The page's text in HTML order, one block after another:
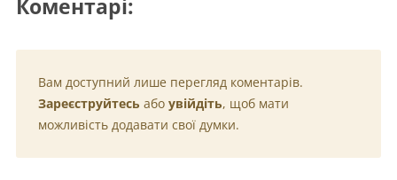
Коментарі:
Вам доступний лише перегляд коментарів.
Зареєструйтесь або увійдіть, щоб мати
можливість додавати свої думки.